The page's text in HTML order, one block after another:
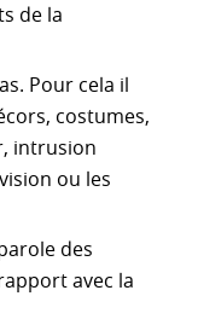
de la
Pour cela il
costumes,
intrusion
ou les
des
avec la